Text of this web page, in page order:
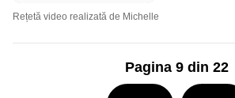
Rețetă video realizată de Michelle
Pagina 9 din 22